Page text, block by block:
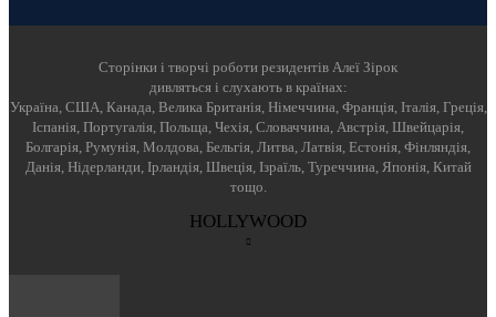
Cторінки і творчі роботи резидентів Алеї Зірок
дивляться і слухають в країнах:
Україна, США, Канада, Велика Британія, Німеччина, Франція, Італія, Греція,
Іспанія, Португалія, Польща, Чехія, Словаччина, Австрія, Швейцарія,
Болгарія, Румунія, Молдова, Бельгія, Литва, Латвія, Естонія, Фінляндія,
Данія, Нідерланди, Ірландія, Швеція, Ізраїль, Туреччина, Японія, Китай
тощо.
HOLLYWOOD